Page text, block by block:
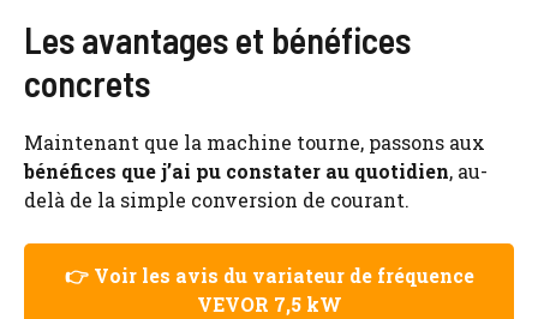
Les avantages et bénéfices
concrets
Maintenant que la machine tourne, passons aux
bénéfices que j’ai pu constater au quotidien, au-
delà de la simple conversion de courant.
👉 Voir les avis du variateur de fréquence
VEVOR 7,5 kW